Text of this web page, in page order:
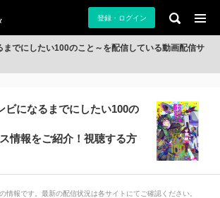
登録・ログイン
までにしたい100のこと～を配信している動画配信サ
ビになるまでにしたい100の
情報をご紹介！視聴する方
情報です。最新の配信状況は各サイトにてご確認ください。